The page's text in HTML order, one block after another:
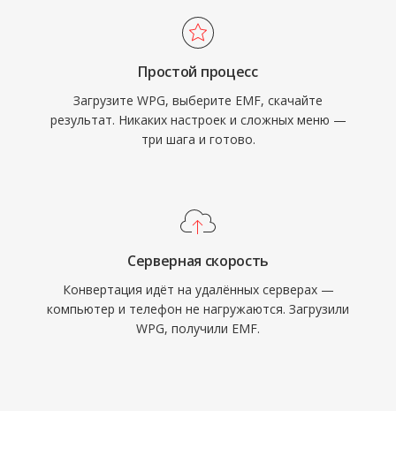
Простой процесс
Загрузите WPG, выберите EMF, скачайте
результат. Никаких настроек и сложных меню —
три шага и готово.
Серверная скорость
Конвертация идёт на удалённых серверах —
компьютер и телефон не нагружаются. Загрузили
WPG, получили EMF.